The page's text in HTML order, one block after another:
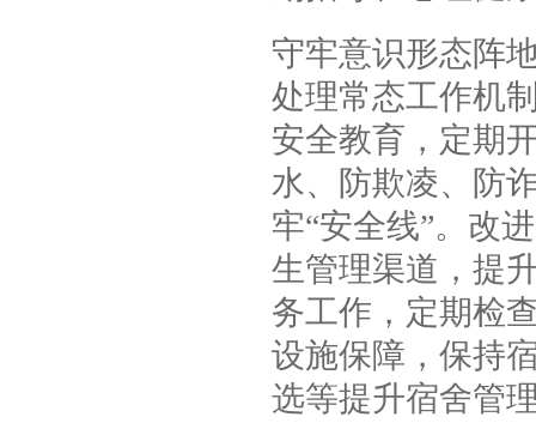
守牢意识形态阵
处理常态工作机
安全教育，定期
水、防欺凌、防
牢“安全线”。改
生管理渠道，提
务工作，定期检
设施保障，保持
选等提升宿舍管